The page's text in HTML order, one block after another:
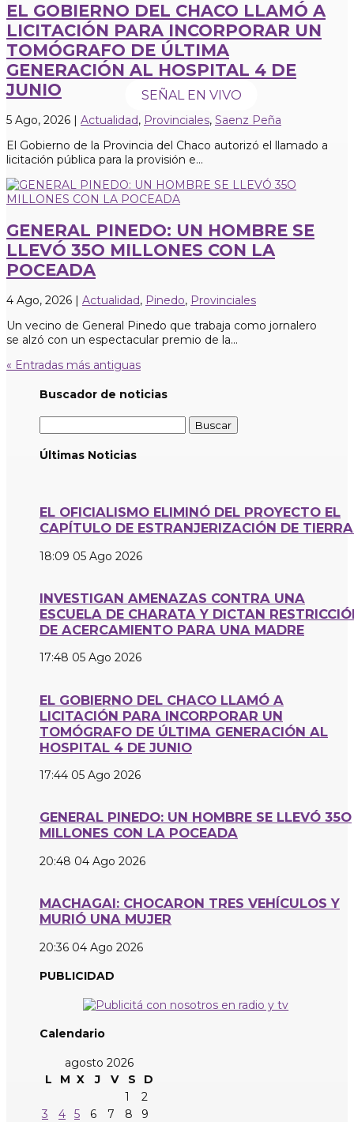
SEÑAL EN VIVO
EL GOBIERNO DEL CHACO LLAMÓ A
LICITACIÓN PARA INCORPORAR UN
TOMÓGRAFO DE ÚLTIMA
GENERACIÓN AL HOSPITAL 4 DE
JUNIO
5 Ago, 2026 Actualidad, Provinciales, Saenz Peña
El Gobierno de la Provincia del Chaco autorizó el llamado a
licitación pública para la provisión e...
GENERAL PINEDO: UN HOMBRE SE
LLEVÓ 35O MILLONES CON LA
POCEADA
4 Ago, 2026 Actualidad, Pinedo, Provinciales
Un vecino de General Pinedo que trabaja como jornalero
se alzó con un espectacular premio de la...
« Entradas más antiguas
Buscador de noticias
Últimas Noticias
EL OFICIALISMO ELIMINÓ DEL PROYECTO EL
CAPÍTULO DE ESTRANJERIZACIÓN DE
18:09 05 Ago 2026
INVESTIGAN AMENAZAS CONTRA UNA
ESCUELA DE CHARATA Y DICTAN
DE ACERCAMIENTO PARA UNA MADRE
17:48 05 Ago 2026
EL GOBIERNO DEL CHACO LLAMÓ A
LICITACIÓN PARA INCORPORAR UN
TOMÓGRAFO DE ÚLTIMA GENERACIÓN AL
HOSPITAL 4 DE JUNIO
17:44 05 Ago 2026
GENERAL PINEDO: UN HOMBRE SE LLEVÓ 35O
MILLONES CON LA POCEADA
20:48 04 Ago 2026
MACHAGAI: CHOCARON TRES VEHÍCULOS Y
MURIÓ UNA MUJER
20:36 04 Ago 2026
PUBLICIDAD
Calendario
agosto 2026
L
M X J V S
D
1
2
3
4 5 6 7 8
9